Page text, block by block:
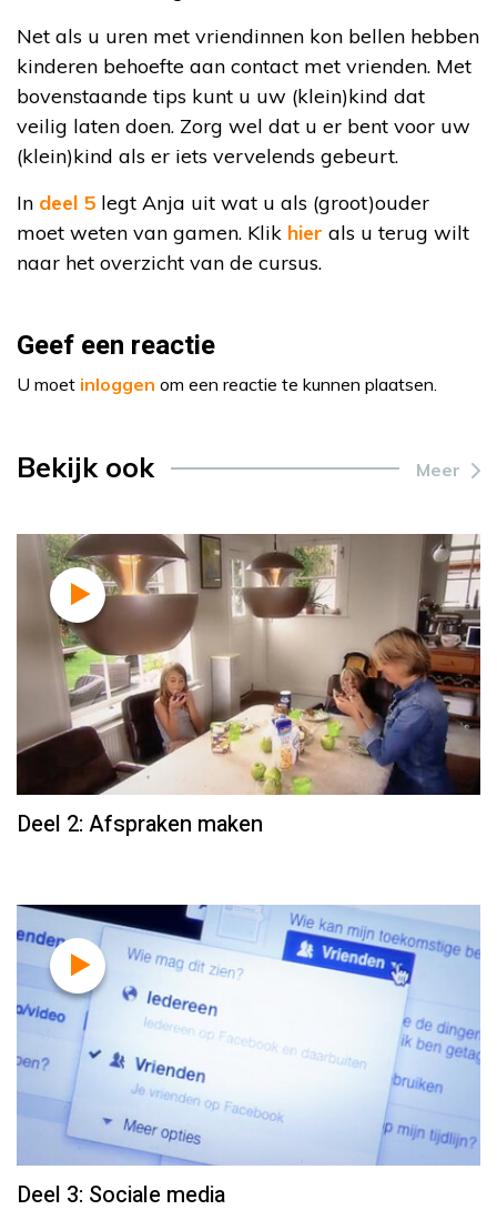
Net als u uren met vriendinnen kon bellen hebben
kinderen behoefte aan contact met vrienden. Met
bovenstaande tips kunt u uw (klein)kind dat
veilig laten doen. Zorg wel dat u er bent voor uw
(klein)kind als er iets vervelends gebeurt.
In deel 5 legt Anja uit wat u als (groot)ouder
moet weten van gamen. Klik hier als u terug wilt
naar het overzicht van de cursus.
Geef een reactie
U moet inloggen om een reactie te kunnen plaatsen.
Bekijk ook Meer
Deel 2: Afspraken maken
Deel 3: Sociale media